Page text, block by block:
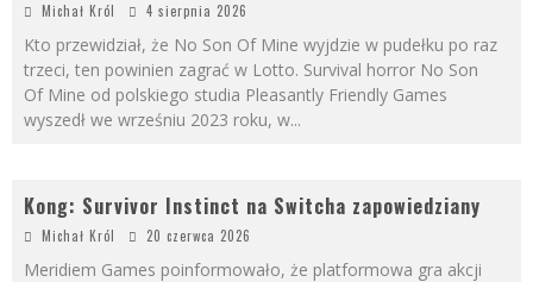
Michał Król 4 sierpnia 2026
Kto przewidział, że No Son Of Mine wyjdzie w pudełku po raz
trzeci, ten powinien zagrać w Lotto. Survival horror No Son
Of Mine od polskiego studia Pleasantly Friendly Games
wyszedł we wrześniu 2023 roku, w...
Kong: Survivor Instinct na Switcha zapowiedziany
Michał Król 20 czerwca 2026
Meridiem Games poinformowało, że platformowa gra akcji